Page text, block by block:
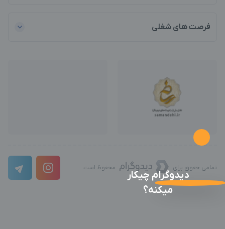
فرصت های شغلی
تمامی حقوق برای محفوظ است
دیدوگرام چیکار
میکنه؟